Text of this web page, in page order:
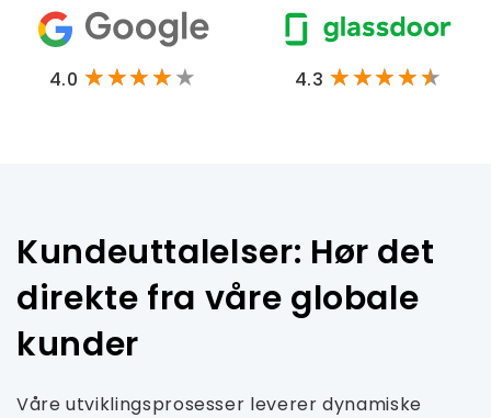
4.0 4.3
Kundeuttalelser: Hør det
direkte fra våre globale
kunder
Våre utviklingsprosesser leverer dynamiske